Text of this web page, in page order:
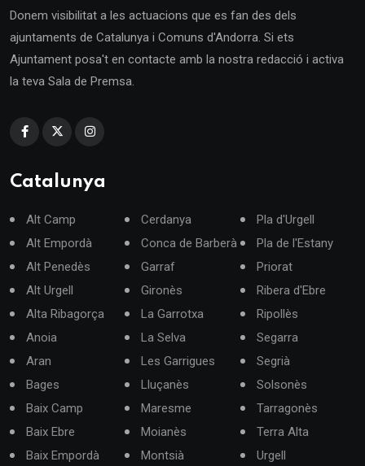
Donem visibilitat a les actuacions que es fan des dels
ajuntaments de Catalunya i Comuns d'Andorra. Si ets
Ajuntament posa't en contacte amb la nostra redacció i activa
la teva Sala de Premsa.
Catalunya
Alt Camp
Alt Empordà
Alt Penedès
Alt Urgell
Alta Ribagorça
Anoia
Aran
Bages
Baix Camp
Baix Ebre
Baix Empordà
Cerdanya
Conca de Barberà
Garraf
Gironès
La Garrotxa
La Selva
Les Garrigues
Lluçanès
Maresme
Moianès
Montsià
Pla d'Urgell
Pla de l'Estany
Priorat
Ribera d'Ebre
Ripollès
Segarra
Segrià
Solsonès
Tarragonès
Terra Alta
Urgell